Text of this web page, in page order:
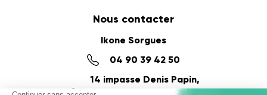
Nous contacter
Ikone Sorgues
04 90 39 42 50
14 impasse Denis Papin,